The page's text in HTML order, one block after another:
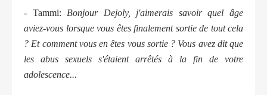
- Tammi: Bonjour Dejoly, j'aimerais savoir quel âge
aviez-vous lorsque vous êtes finalement sortie de tout cela
? Et comment vous en êtes vous sortie ? Vous avez dit que
les abus sexuels s'étaient arrêtés à la fin de votre
adolescence...